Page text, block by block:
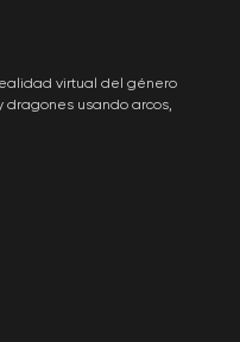
virtual del género
usando arcos,